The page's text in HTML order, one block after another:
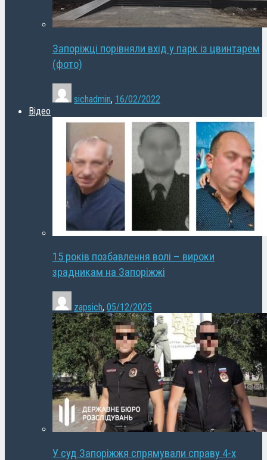
Запоріжці порівняли вхід у парк із цвинтарем
(фото)
sichadmin, 16/02/2022
Відео
15 років позбавлення волі – вироки
зрадникам на Запоріжжі
zapsich, 05/12/2025
У суд Запоріжжя спрямували справу 4-х